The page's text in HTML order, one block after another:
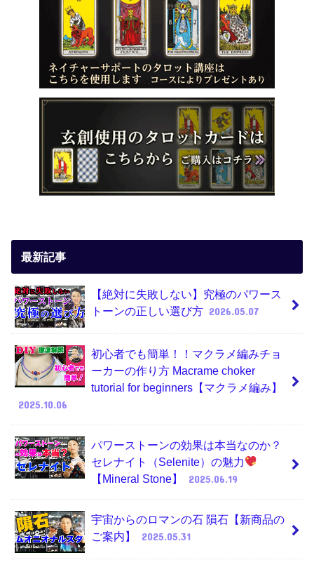
最新記事
【絶対に失敗しない】究極のパワース
トーンの正しい選び方 2026.05.07
初心者でも簡単！！マクラメ編みチョ
ーカーの作り方 Macrame choker
tutorial for beginners【マクラメ編み】
2025.10.06
パワーストーンの効果は本当なのか？
セレナイト（Selenite）の魅力
【Mineral Stone】
2025.06.19
宇宙からのロマンの石 隕石【新商品の
ご案内】
2025.05.31